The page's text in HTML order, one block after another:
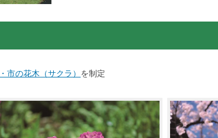
市の花木（サクラ） を制定